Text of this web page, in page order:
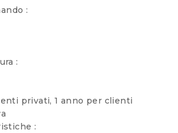
:
:
privati, 1 anno per clienti
: